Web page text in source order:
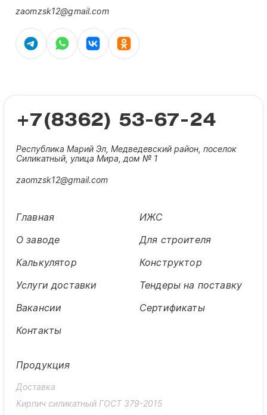
zaomzsk12@gmail.com
Продукция
Доставка
Кирпич силикатный ГОСТ 379-2015
Главная
ИЖС
О заводе
Для строителя
Калькулятор
Конструктор
Услуги доставки
Тендеры на поставку
Вакансии
Сертификаты
Контакты
+7(8362) 53-67-24
zaomzsk12@gmail.com
Республика Марий Эл, Медведевский район, поселок
Силикатный, улица Мира, дом № 1